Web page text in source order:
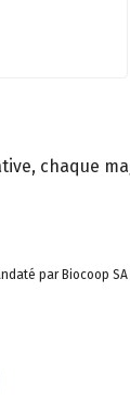
chaque
par Biocoop